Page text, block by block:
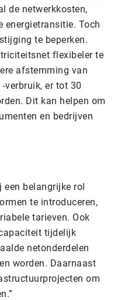
de netwerkkosten,
energietransitie. Toch
te beperken.
flexibeler te
afstemming van
verbruik, er tot 30
Dit kan helpen om
en bedrijven
een belangrijke rol
te introduceren,
tarieven. Ook
tijdelijk
netonderdelen
worden. Daarnaast
om